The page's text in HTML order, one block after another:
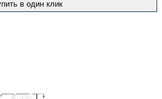
в один клик